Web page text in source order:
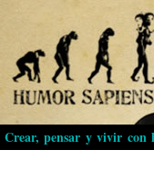
Crear, pensar y vivir con